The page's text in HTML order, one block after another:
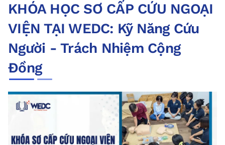
KHÓA HỌC SƠ CẤP CỨU NGOẠI
VIỆN TẠI WEDC: Kỹ Năng Cứu
Người - Trách Nhiệm Cộng
Đồng